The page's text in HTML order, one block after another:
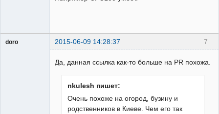
7
doro 2015-06-09 14:28:37
Да, данная ссылка как-то больше на PR похожа.
nkulesh пишет:
Очень похоже на огород, бузину и
родственников в Киеве. Чем его так